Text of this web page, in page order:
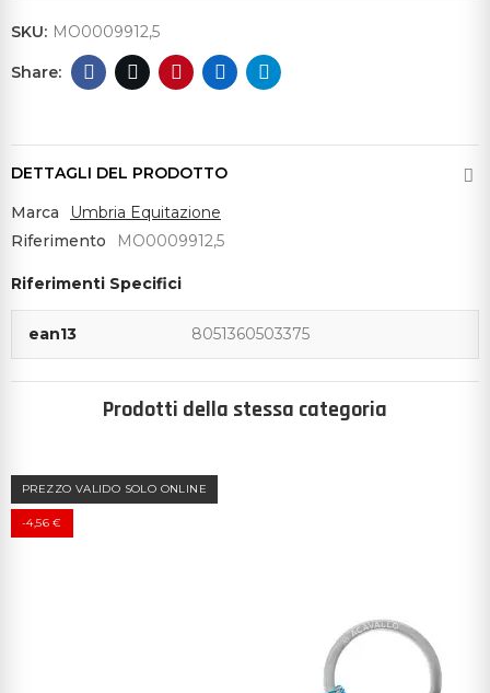
SKU: MO0009912,5
DETTAGLI DEL PRODOTTO
Marca
Umbria Equitazione
Riferimento
MO0009912,5
Riferimenti Specifici
ean13 8051360503375
Prodotti della stessa categoria
PREZZO VALIDO SOLO ONLINE
-4,56 €